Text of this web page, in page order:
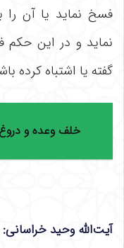
فسخ نماید یا آن را
نماید و در این
گفته یا اشتباه کرده
خلف وعده و
آیت‌الله وحید خراسانی: